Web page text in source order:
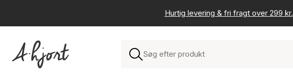
Hurtig levering & fri fragt over 299 kr.